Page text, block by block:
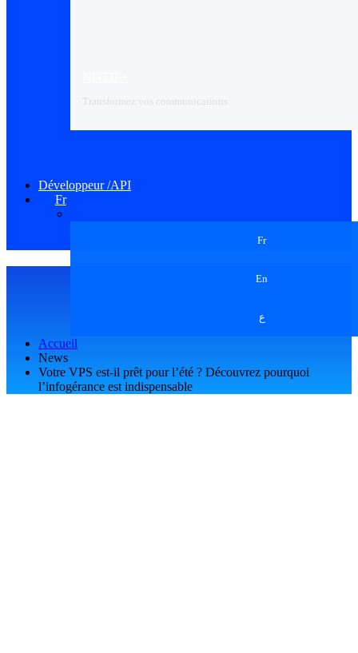
Transformez vos communications
Développeur /API
Fr
Fr
En
ع
Accueil
News
Votre VPS est-il prêt pour l’été ? Découvrez pourquoi
l’infogérance est indispensable